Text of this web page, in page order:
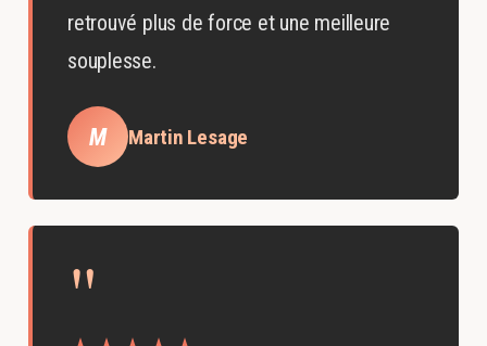
retrouvé plus de force et une meilleure
souplesse.
M Martin Lesage
"